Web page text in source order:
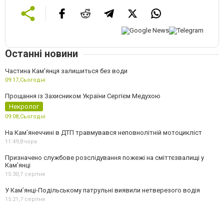
Останні новини
Частина Кам'янця залишиться без води
09:17,Сьогодні
Прощання із Захисником України Сергієм Медухою
Некролог
09:08,Сьогодні
На Кам’янеччині в ДТП травмувався неповнолітній мотоцикліст
11:49,Вчора
Призначено службове розслідування пожежі на сміттєзвалищі у
Кам’янці
15:30,7 серпня
У Кам’янці-Подільському патрульні виявили нетверезого водія
15:21,7 серпня